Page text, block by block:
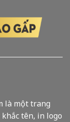
là một trang
tên, in logo